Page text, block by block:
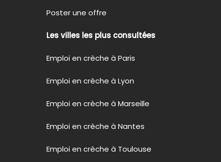
Poster une offre
Les villes les plus consultées
Emploi en crèche à Paris
Emploi en crèche à Lyon
Emploi en crèche à Marseille
Emploi en crèche à Nantes
Emploi en crèche à Toulouse